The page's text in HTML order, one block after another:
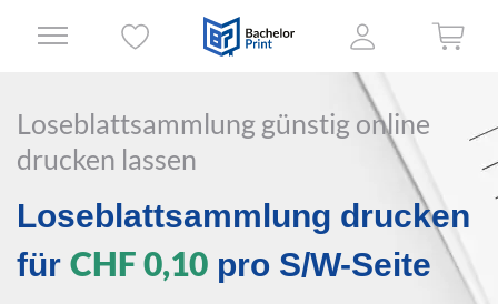
Loseblattsammlung günstig online
drucken lassen
Loseblattsammlung drucken
für CHF 0,10 pro S/W-Seite